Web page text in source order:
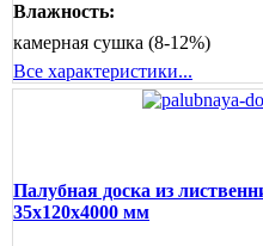
Влажность:
камерная сушка (8-12%)
Все характеристики...
Палубная доска из
35x120x4000 мм